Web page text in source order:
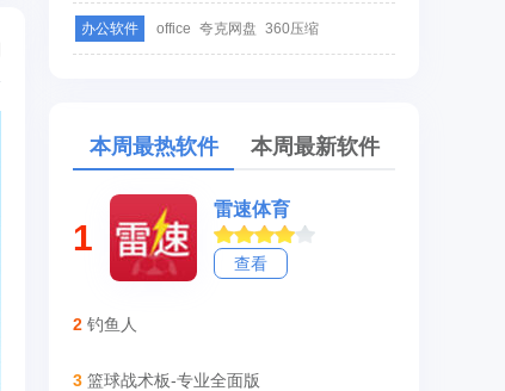
办公软件 office 夸克网盘 360压缩
本周最热软件 本周最新软件
1
雷速体育
查看
2 钓鱼人
3 篮球战术板-专业全面版